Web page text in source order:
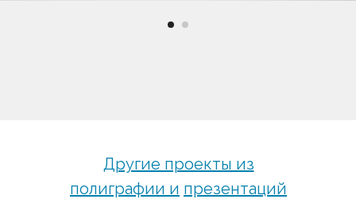
Другие проекты из
полиграфии и презентаций